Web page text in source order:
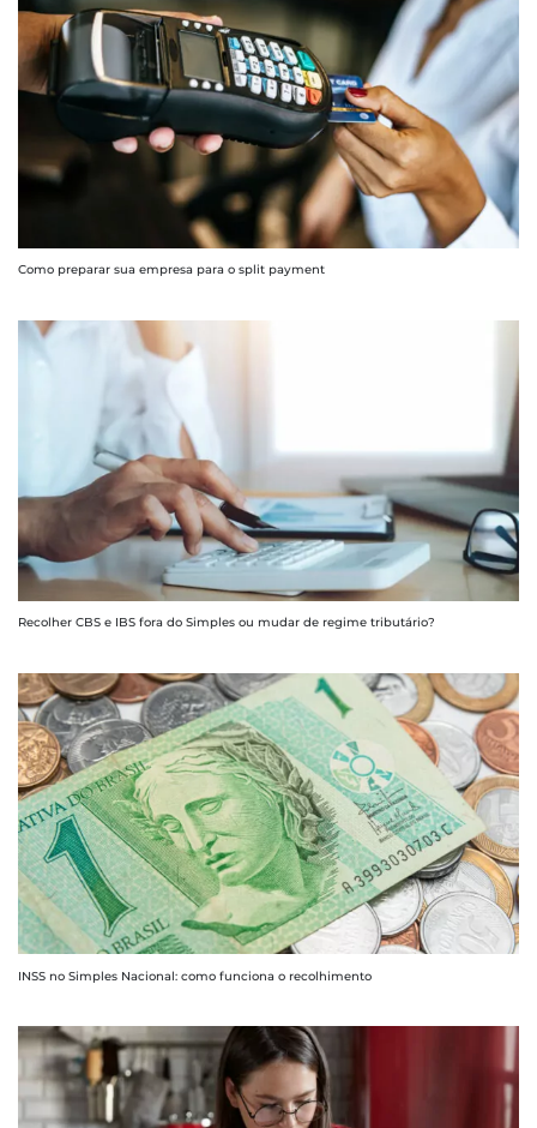
Como preparar sua empresa para o split payment
Recolher CBS e IBS fora do Simples ou mudar de regime tributário?
INSS no Simples Nacional: como funciona o recolhimento